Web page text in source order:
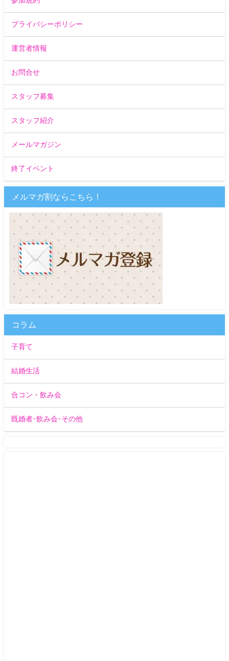
プライバシーポリシー
運営者情報
お問合せ
スタッフ募集
スタッフ紹介
メールマガジン
終了イベント
メルマガ割ならこちら！
コラム
子育て
結婚生活
合コン・飲み会
既婚者･飲み会･その他